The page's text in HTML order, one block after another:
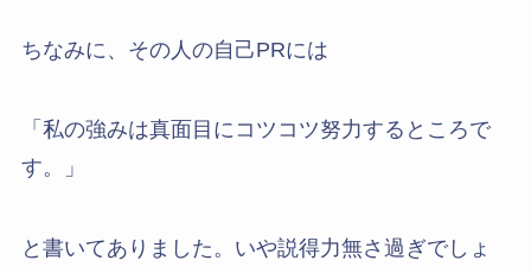
ちなみに、その人の自己PRには
「私の強みは真面目にコツコツ努力するところで
す。」
と書いてありました。いや説得力無さ過ぎでしょ